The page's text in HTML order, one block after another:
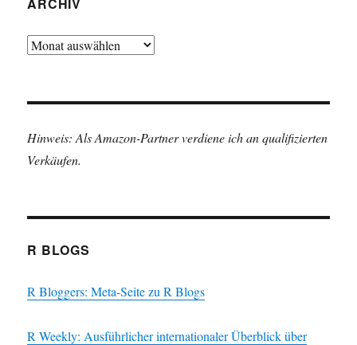
Archiv
Hinweis: Als Amazon-Partner verdiene ich an qualifizierten
Verkäufen.
R BLOGS
R Bloggers: Meta-Seite zu R Blogs
R Weekly: Ausführlicher internationaler Überblick über